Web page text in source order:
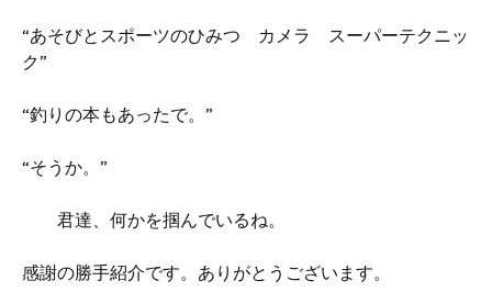
“あそびとスポーツのひみつ カメラ スーパーテクニッ
ク”
“釣りの本もあったで。”
“そうか。”
君達、何かを掴んでいるね。
感謝の勝手紹介です。ありがとうございます。